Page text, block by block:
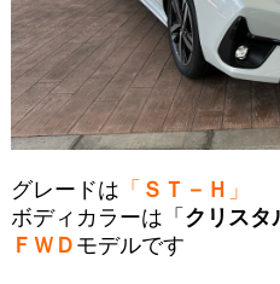
グレードは 「 ＳＴ－Ｈ 」
ボディカラーは「 クリスタ
ＦＷＤ モデルです